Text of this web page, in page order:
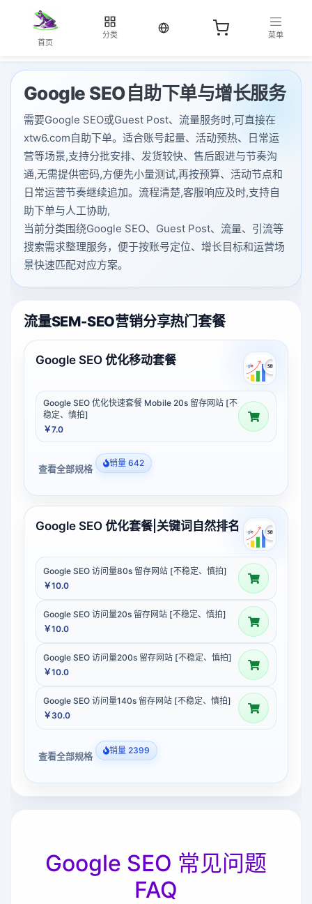
首页
分类
当前语言：中文
菜单
Google SEO自助下单与增长服务
需要Google SEO或Guest Post、流量服务时,可直接在
xtw6.com自助下单。适合账号起量、活动预热、日常运
营等场景,支持分批安排、发货较快、售后跟进与节奏沟
通,无需提供密码,方便先小量测试,再按预算、活动节点和
日常运营节奏继续追加。流程清楚,客服响应及时,支持自
助下单与人工协助,
当前分类围绕Google SEO、Guest Post、流量、引流等
搜索需求整理服务，便于按账号定位、增长目标和运营场
景快速匹配对应方案。
流量SEM-SEO营销分享热门套餐
Google SEO 优化移动套餐
Google SEO 优化快速套餐 Mobile 20s 留存网站 [不
稳定、慎拍]
￥7.0
查看全部规格 销量 642
Google SEO 优化套餐|关键词自然排名
Google SEO 访问量80s 留存网站 [不稳定、慎拍]
￥10.0
Google SEO 访问量20s 留存网站 [不稳定、慎拍]
￥10.0
Google SEO 访问量200s 留存网站 [不稳定、慎拍]
￥10.0
Google SEO 访问量140s 留存网站 [不稳定、慎拍]
￥30.0
查看全部规格 销量 2399
Google SEO 常见问题
FAQ